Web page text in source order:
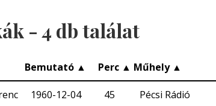
- 4 db találat
Bemutató ▲ Perc ▲ Műhely ▲
1960-12-04 45 Pécsi Rádió